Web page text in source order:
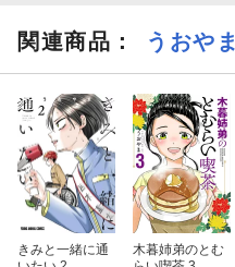
関連商品 ： うおやま
きみと一緒に通
木暮姉弟のとむ